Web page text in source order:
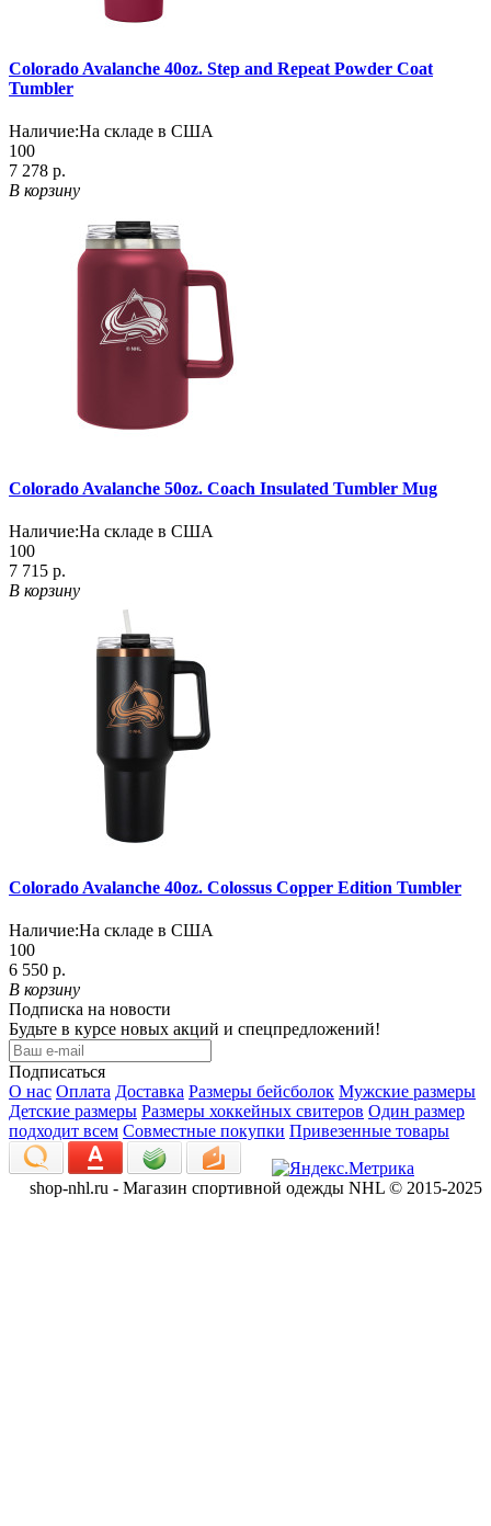
Colorado Avalanche 40oz. Step and Repeat Powder Coat
Tumbler
Наличие:На складе в США
100
7 278 р.
В корзину
Colorado Avalanche 50oz. Coach Insulated Tumbler Mug
Наличие:На складе в США
100
7 715 р.
В корзину
Colorado Avalanche 40oz. Colossus Copper Edition Tumbler
Наличие:На складе в США
100
6 550 р.
В корзину
Подписка на новости
Будьте в курсе новых акций и спецпредложений!
Подписаться
О нас Оплата Доставка Размеры бейсболок Мужские размеры
Детские размеры Размеры хоккейных свитеров Один размер
подходит всем Совместные покупки Привезенные товары
shop-nhl.ru - Магазин спортивной одежды NHL © 2015-2025